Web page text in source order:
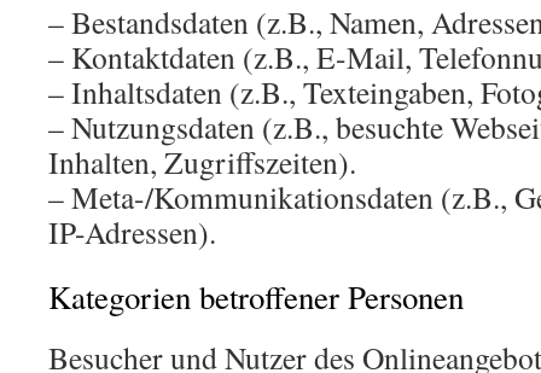
– Bestandsdaten (z.B., Namen,
– Kontaktdaten (z.B., E-Mail,
– Inhaltsdaten (z.B., Texteingaben,
– Nutzungsdaten (z.B., besuchte
Inhalten, Zugriffszeiten).
– Meta-/Kommunikationsdaten (z.B.,
IP-Adressen).
Kategorien betroffener Personen
Besucher und Nutzer des